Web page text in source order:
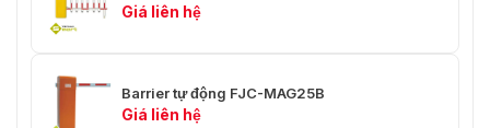
Giá liên hệ
Barrier tự động FJC-MAG25B
Giá liên hệ